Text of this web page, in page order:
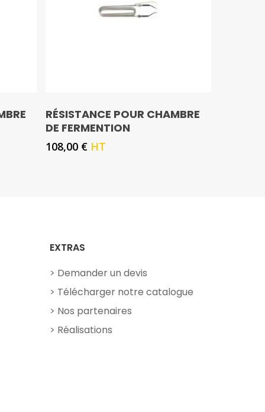
RÉSISTANCE POUR CHAMBRE
DE FERMENTION
108,00 € HT
EXTRAS
Demander un devis
Télécharger notre catalogue
Nos partenaires
Réalisations